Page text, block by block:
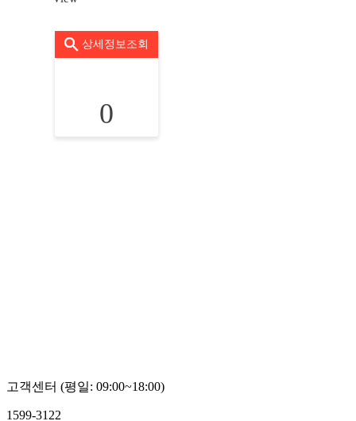
상세정보조회
0
고객센터 (평일: 09:00~18:00)
1599-3122